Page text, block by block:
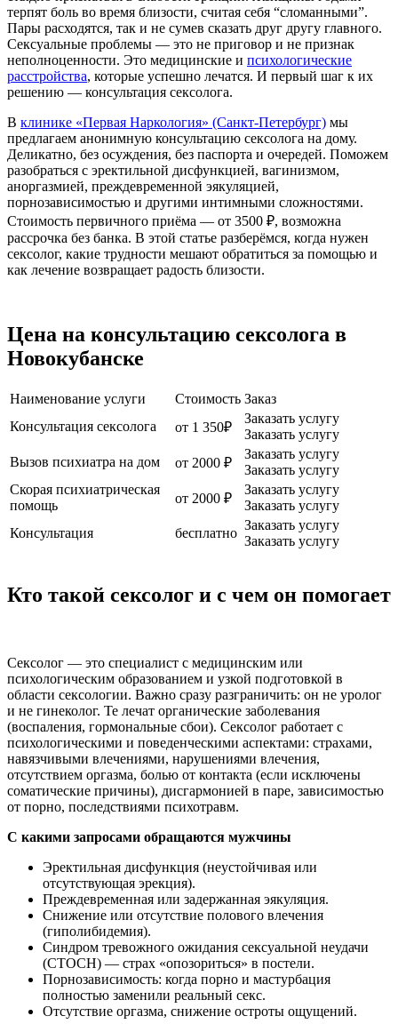
терпят боль во время близости, считая себя “сломанными”.
Пары расходятся, так и не сумев сказать друг другу главного.
Сексуальные проблемы — это не приговор и не признак
неполноценности. Это медицинские и психологические
расстройства, которые успешно лечатся. И первый шаг к их
решению — консультация сексолога.
В клинике «Первая Наркология» (Санкт‑Петербург) мы
предлагаем анонимную консультацию сексолога на дому.
Деликатно, без осуждения, без паспорта и очередей. Поможем
разобраться с эректильной дисфункцией, вагинизмом,
аноргазмией, преждевременной эякуляцией,
порнозависимостью и другими интимными сложностями.
Стоимость первичного приёма — от 3500 ₽, возможна
рассрочка без банка. В этой статье разберёмся, когда нужен
сексолог, какие трудности мешают обратиться за помощью и
как лечение возвращает радость близости.
Цена на консультацию сексолога в
Новокубанске
Наименование услуги Стоимость Заказ
Консультация сексолога
от 1 350₽
Заказать услугу
Заказать услугу
Вызов психиатра на дом
от 2000 ₽
Заказать услугу
Заказать услугу
Скорая психиатрическая
помощь
от 2000 ₽
Заказать услугу
Заказать услугу
Консультация
бесплатно
Заказать услугу
Заказать услугу
Кто такой сексолог и с чем он помогает
Сексолог — это специалист с медицинским или
психологическим образованием и узкой подготовкой в
области сексологии. Важно сразу разграничить: он не уролог
и не гинеколог. Те лечат органические заболевания
(воспаления, гормональные сбои). Сексолог работает с
психологическими и поведенческими аспектами: страхами,
навязчивыми влечениями, нарушениями влечения,
отсутствием оргазма, болью от контакта (если исключены
соматические причины), дисгармонией в паре, зависимостью
от порно, последствиями психотравм.
С какими запросами обращаются мужчины
Эректильная дисфункция (неустойчивая или
отсутствующая эрекция).
Преждевременная или задержанная эякуляция.
Снижение или отсутствие полового влечения
(гиполибидемия).
Синдром тревожного ожидания сексуальной неудачи
(СТОСН) — страх «опозориться» в постели.
Порнозависимость: когда порно и мастурбация
полностью заменили реальный секс.
Отсутствие оргазма, снижение остроты ощущений.